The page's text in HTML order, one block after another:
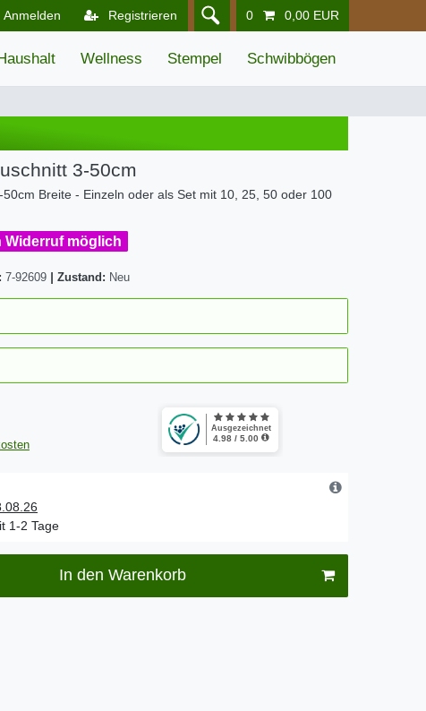
Anmelden Registrieren 0 0,00 EUR
Haushalt Wellness Stempel Schwibbögen
3-50cm
Breite - Einzeln oder als Set mit 10, 25, 50 oder 100
Widerruf möglich
7-92609 Zustand: Neu
1-2 Tage
In den Warenkorb